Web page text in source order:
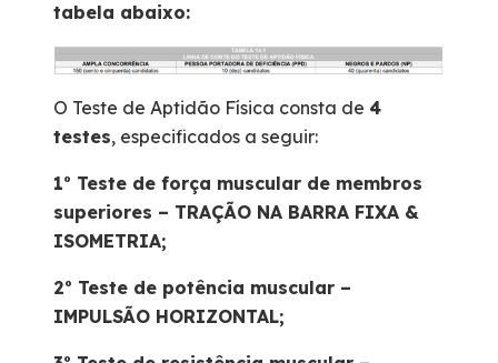
tabela abaixo:
O Teste de Aptidão Física consta de 4
testes, especificados a seguir:
1º Teste de força muscular de membros
superiores – TRAÇÃO NA BARRA FIXA &
ISOMETRIA;
2º Teste de potência muscular –
IMPULSÃO HORIZONTAL;